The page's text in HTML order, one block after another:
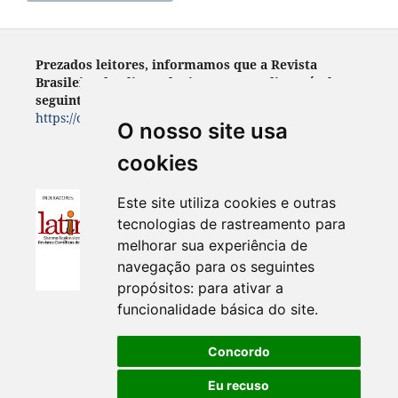
O nosso site usa
cookies
Este site utiliza cookies e outras
tecnologias de rastreamento para
melhorar sua experiência de
navegação para os seguintes
propósitos: para ativar a
funcionalidade básica do site.
Concordo
Eu recuso
Prezados leitores, informamos que a Revista
Brasileira de Climatologia encontra- disponível no
seguinte endereço:
https://ojs.ufgd.edu.br/index.php/rbclima